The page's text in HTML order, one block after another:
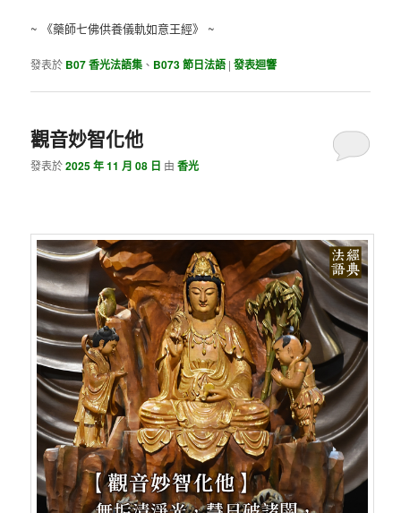
~ 《藥師七佛供養儀軌如意王經》 ~
發表於 B07 香光法語集 、 B073 節日法語 |發表迴響
觀音妙智化他
發表於2025 年 11 月 08 日 由香光